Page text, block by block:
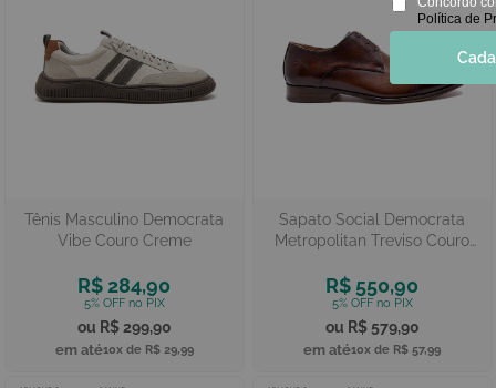
Tênis Masculino Democrata
Vibe Couro Creme
R$ 284,90
R$ 299,90
10x de R$ 29,99
Sapato Social Democrata
Metropolitan Treviso Couro
R$ 550,90
R$ 579,90
10x de R$ 57,99
Política de